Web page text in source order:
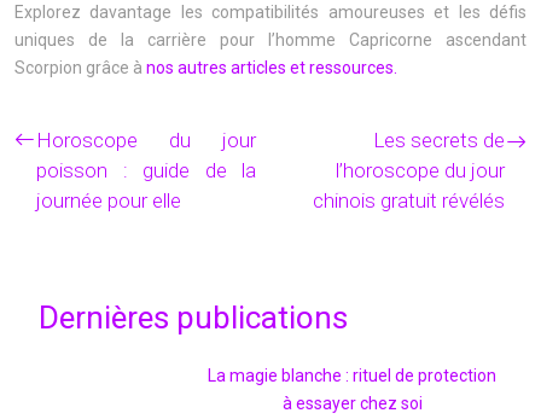
Explorez davantage les compatibilités amoureuses et les défis
uniques de la carrière pour l’homme Capricorne ascendant
Scorpion grâce à nos autres articles et ressources.
Horoscope du jour
poisson : guide de la
journée pour elle
Les secrets de
l’horoscope du jour
chinois gratuit révélés
Dernières publications
La magie blanche : rituel de protection
à essayer chez soi